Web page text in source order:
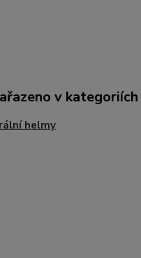
v kategoriích
helmy